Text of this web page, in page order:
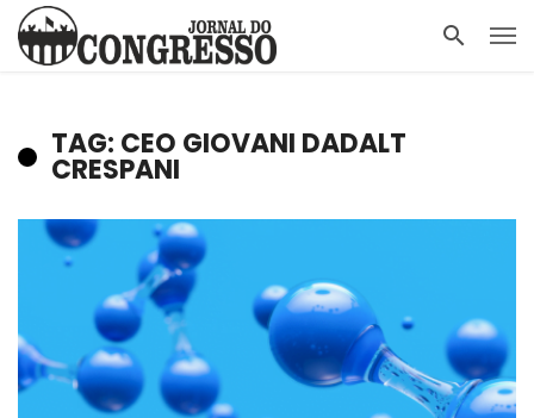
TAG: CEO GIOVANI DADALT
CRESPANI